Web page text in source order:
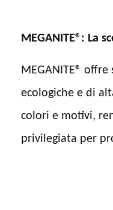
MEGANITE®: La
MEGANITE®
ecologiche e di
colori e motivi,
privilegiata per